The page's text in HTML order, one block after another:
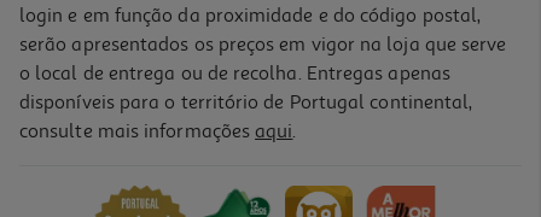
login e em função da proximidade e do código postal,
serão apresentados os preços em vigor na loja que serve
o local de entrega ou de recolha. Entregas apenas
disponíveis para o território de Portugal continental,
consulte mais informações aqui.